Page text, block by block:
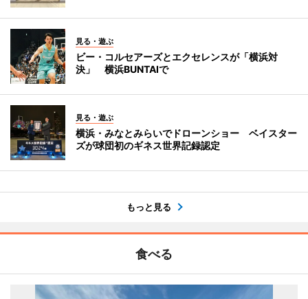
見る・遊ぶ
ビー・コルセアーズとエクセレンスが「横浜対
決」 横浜BUNTAIで
見る・遊ぶ
横浜・みなとみらいでドローンショー ベイスター
ズが球団初のギネス世界記録認定
もっと見る
食べる